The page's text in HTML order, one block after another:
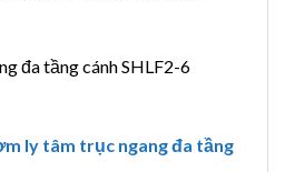
ly tâm trục ngang đa tầng